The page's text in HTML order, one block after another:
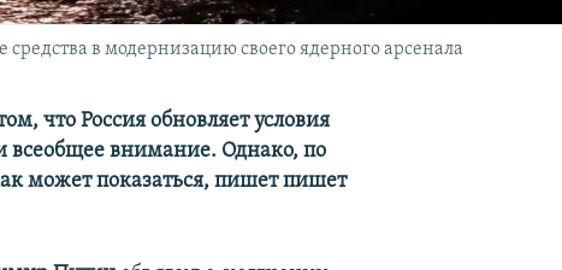
в модернизацию своего ядерного арсенала
что Россия обновляет условия
всеобщее внимание. Однако, по
может показаться, пишет пишет